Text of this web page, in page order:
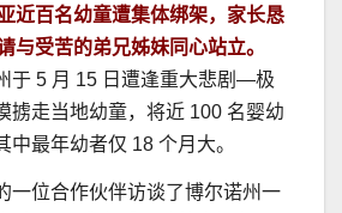
近百名幼童遭集体绑架，家长恳
与受苦的弟兄姊妹同心站立。
于 5 月 15 日遭逢重大悲剧—极
掳走当地幼童，将近 100 名婴幼
中最年幼者仅 18 个月大。
一位合作伙伴访谈了博尔诺州一